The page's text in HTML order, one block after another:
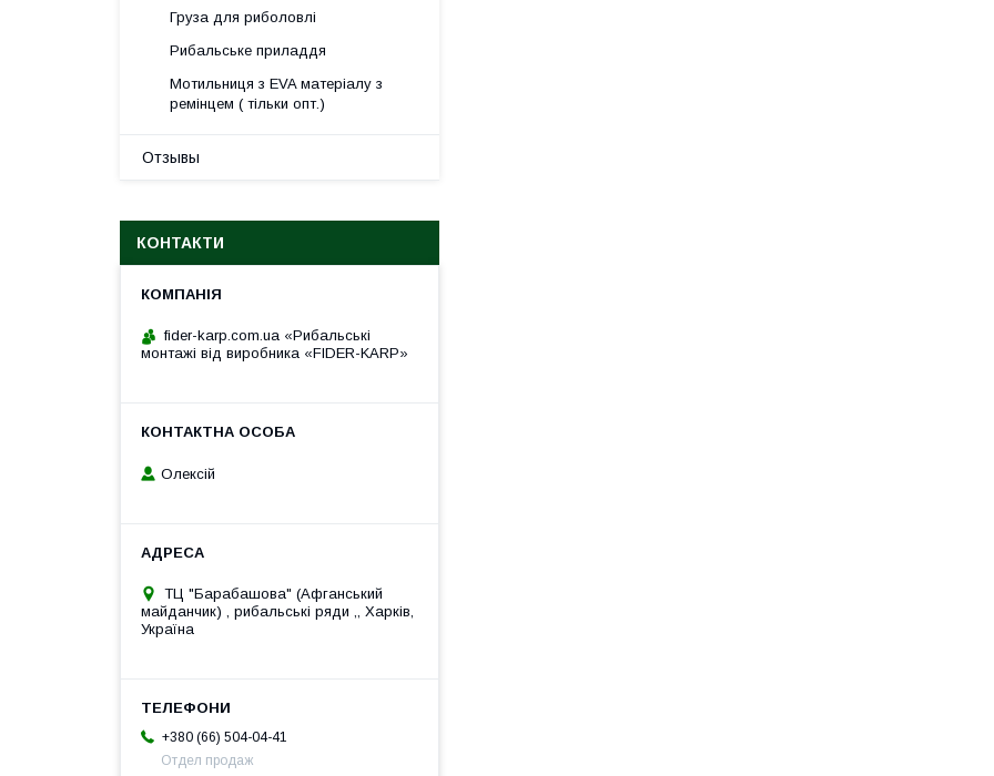
Груза для риболовлі
Рибальське приладдя
Мотильниця з EVA матеріалу з
ремінцем ( тільки опт.)
Отзывы
КОНТАКТИ
fider-karp.com.ua «Рибальські
монтажі від виробника «FIDER-KARP»
Олексій
ТЦ "Барабашова" (Афганський
майданчик) , рибальські ряди ,, Харків,
Україна
+380 (66) 504-04-41
Отдел продаж